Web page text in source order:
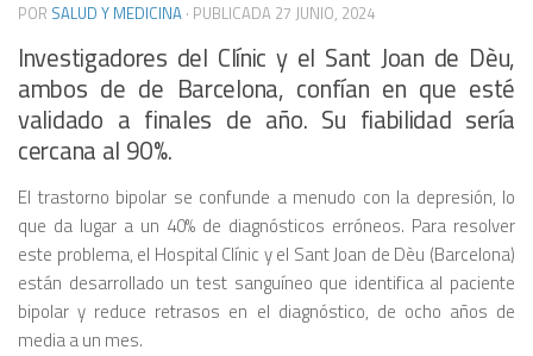
POR SALUD Y MEDICINA · PUBLICADA 27 JUNIO, 2024
Investigadores del Clínic y el Sant Joan de Dèu,
ambos de de Barcelona, confían en que esté
validado a finales de año. Su fiabilidad sería
cercana al 90%.
El trastorno bipolar se confunde a menudo con la depresión, lo
que da lugar a un 40% de diagnósticos erróneos. Para resolver
este problema, el Hospital Clínic y el Sant Joan de Dèu (Barcelona)
están desarrollado un test sanguíneo que identifica al paciente
bipolar y reduce retrasos en el diagnóstico, de ocho años de
media a un mes.